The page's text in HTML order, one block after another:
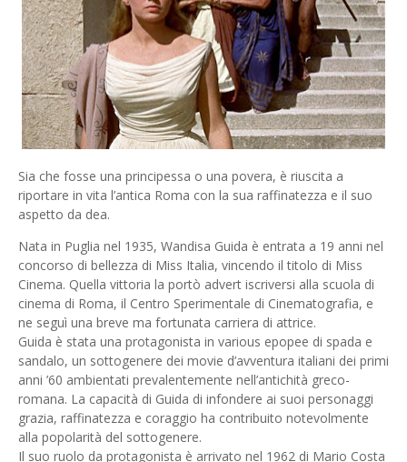
Sia che fosse una principessa o una povera, è riuscita a
riportare in vita l’antica Roma con la sua raffinatezza e il suo
aspetto da dea.
Nata in Puglia nel 1935, Wandisa Guida è entrata a 19 anni nel
concorso di bellezza di Miss Italia, vincendo il titolo di Miss
Cinema. Quella vittoria la portò advert iscriversi alla scuola di
cinema di Roma, il Centro Sperimentale di Cinematografia, e
ne seguì una breve ma fortunata carriera di attrice.
Guida è stata una protagonista in various epopee di spada e
sandalo, un sottogenere dei movie d’avventura italiani dei primi
anni ’60 ambientati prevalentemente nell’antichità greco-
romana. La capacità di Guida di infondere ai suoi personaggi
grazia, raffinatezza e coraggio ha contribuito notevolmente
alla popolarità del sottogenere.
Il suo ruolo da protagonista è arrivato nel 1962 di Mario Costa